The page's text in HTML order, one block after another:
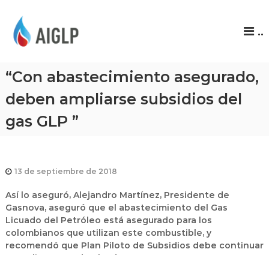
P
..
“Con abastecimiento asegurado,
deben ampliarse subsidios del
gas GLP ”
13 de septiembre de 2018
Así lo aseguró, Alejandro Martínez, Presidente de
Gasnova, aseguró que el abastecimiento del Gas
Licuado del Petróleo está asegurado para los
colombianos que utilizan este combustible, y
recomendó que Plan Piloto de Subsidios debe continuar